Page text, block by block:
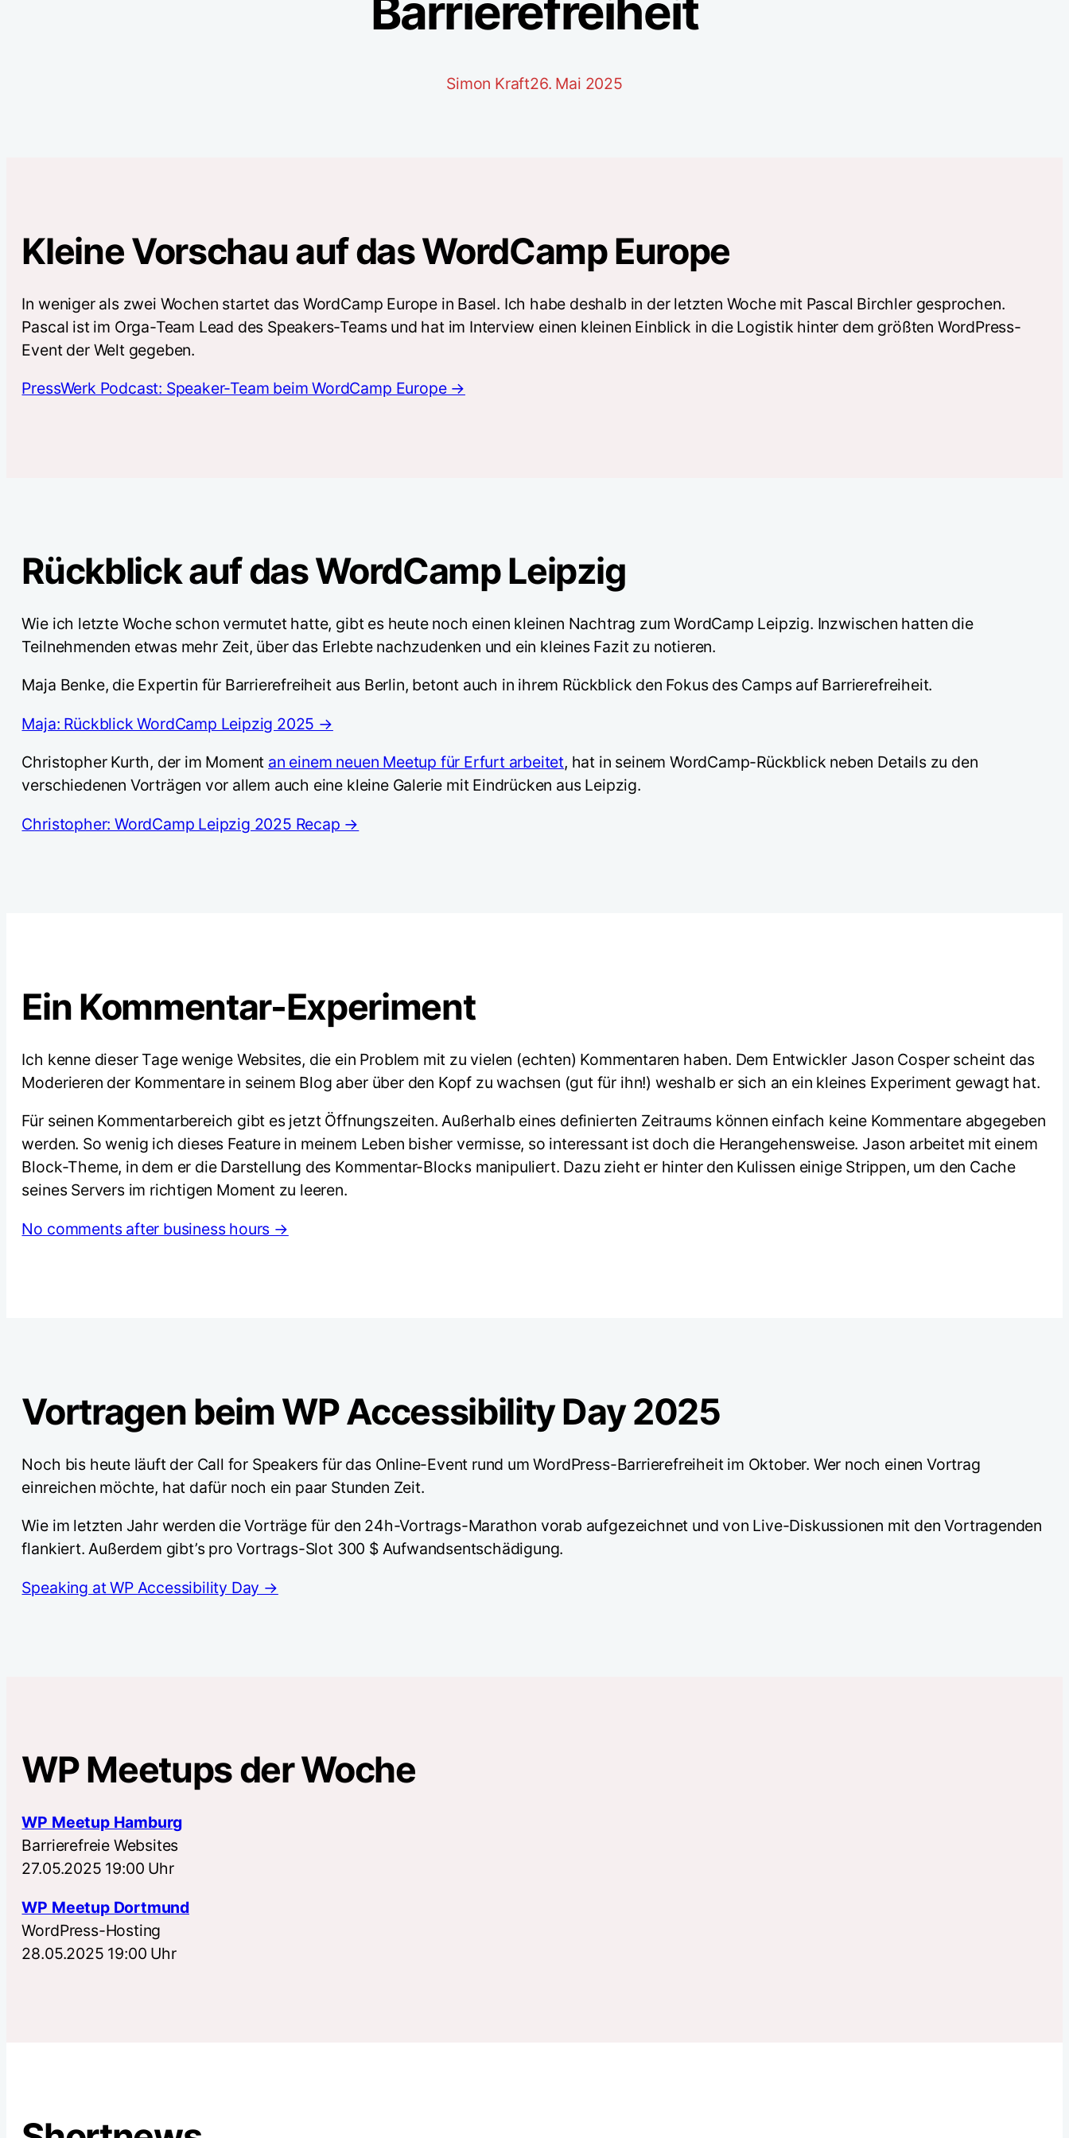
Barrierefreiheit
Simon Kraft26. Mai 2025
Kleine Vorschau auf das WordCamp Europe
In weniger als zwei Wochen startet das WordCamp Europe in Basel. Ich habe deshalb in der letzten Woche mit Pascal Birchler gesprochen.
Pascal ist im Orga-Team Lead des Speakers-Teams und hat im Interview einen kleinen Einblick in die Logistik hinter dem größten WordPress-
Event der Welt gegeben.
PressWerk Podcast: Speaker-Team beim WordCamp Europe →
Rückblick auf das WordCamp Leipzig
Wie ich letzte Woche schon vermutet hatte, gibt es heute noch einen kleinen Nachtrag zum WordCamp Leipzig. Inzwischen hatten die
Teilnehmenden etwas mehr Zeit, über das Erlebte nachzudenken und ein kleines Fazit zu notieren.
Maja Benke, die Expertin für Barrierefreiheit aus Berlin, betont auch in ihrem Rückblick den Fokus des Camps auf Barrierefreiheit.
Maja: Rückblick WordCamp Leipzig 2025 →
Christopher Kurth, der im Moment an einem neuen Meetup für Erfurt arbeitet, hat in seinem WordCamp-Rückblick neben Details zu den
verschiedenen Vorträgen vor allem auch eine kleine Galerie mit Eindrücken aus Leipzig.
Christopher: WordCamp Leipzig 2025 Recap →
Ein Kommentar-Experiment
Ich kenne dieser Tage wenige Websites, die ein Problem mit zu vielen (echten) Kommentaren haben. Dem Entwickler Jason Cosper scheint das
Moderieren der Kommentare in seinem Blog aber über den Kopf zu wachsen (gut für ihn!) weshalb er sich an ein kleines Experiment gewagt hat.
Für seinen Kommentarbereich gibt es jetzt Öffnungszeiten. Außerhalb eines definierten Zeitraums können einfach keine Kommentare abgegeben
werden. So wenig ich dieses Feature in meinem Leben bisher vermisse, so interessant ist doch die Herangehensweise. Jason arbeitet mit einem
Block-Theme, in dem er die Darstellung des Kommentar-Blocks manipuliert. Dazu zieht er hinter den Kulissen einige Strippen, um den Cache
seines Servers im richtigen Moment zu leeren.
No comments after business hours →
Vortragen beim WP Accessibility Day 2025
Noch bis heute läuft der Call for Speakers für das Online-Event rund um WordPress-Barrierefreiheit im Oktober. Wer noch einen Vortrag
einreichen möchte, hat dafür noch ein paar Stunden Zeit.
Wie im letzten Jahr werden die Vorträge für den 24h-Vortrags-Marathon vorab aufgezeichnet und von Live-Diskussionen mit den Vortragenden
flankiert. Außerdem gibt’s pro Vortrags-Slot 300 $ Aufwandsentschädigung.
Speaking at WP Accessibility Day →
WP Meetups der Woche
WP Meetup Hamburg
Barrierefreie Websites
27.05.2025 19:00 Uhr
WP Meetup Dortmund
WordPress-Hosting
28.05.2025 19:00 Uhr